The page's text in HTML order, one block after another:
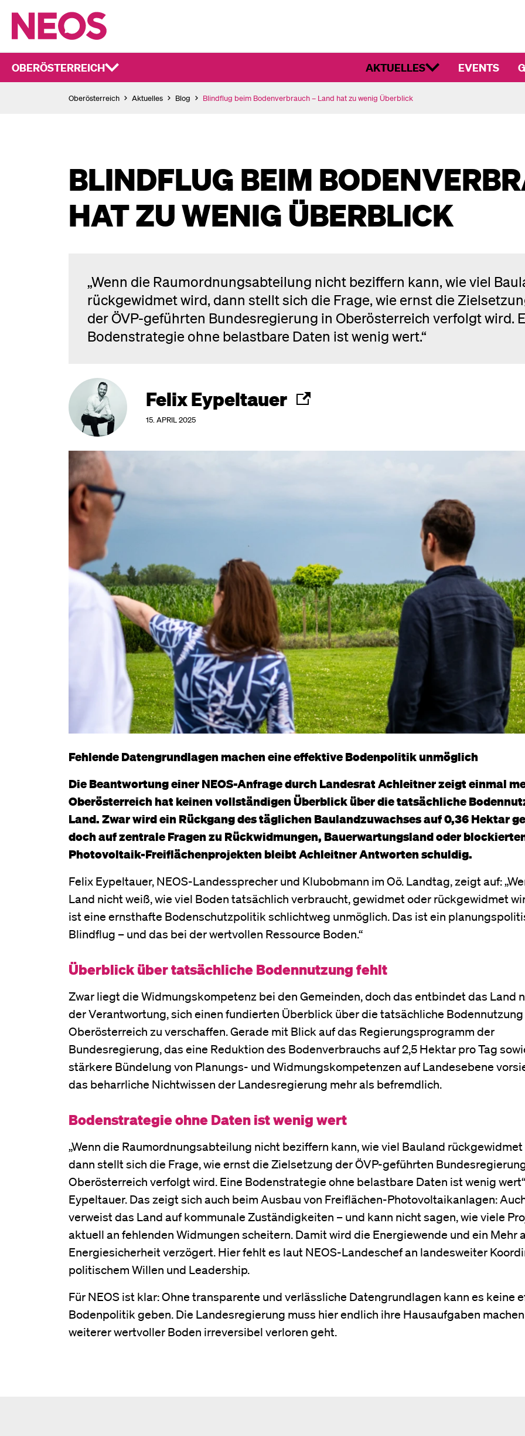
OBERÖSTERREICH AKTUELLES EVENTS
Oberösterreich Aktuelles Blog Blindflug beim Bodenverbrauch – Land hat zu wenig Überblick
BLINDFLUG BEIM
HAT ZU WENIG ÜBERBLICK
„Wenn die Raumordnungsabteilung nicht beziffern kann, wie viel
rückgewidmet wird, dann stellt sich die Frage, wie ernst die
der ÖVP-geführten Bundesregierung in Oberösterreich verfolgt wird.
Bodenstrategie ohne belastbare Daten ist wenig wert.“
Felix Eypeltauer
15. APRIL 2025
Fehlende Datengrundlagen machen eine effektive Bodenpolitik unmöglich
Die Beantwortung einer NEOS-Anfrage durch Landesrat Achleitner zeigt einmal
Oberösterreich hat keinen vollständigen Überblick über die tatsächliche
Land. Zwar wird ein Rückgang des täglichen Baulandzuwachses auf 0,36 Hektar
doch auf zentrale Fragen zu Rückwidmungen, Bauerwartungsland oder
Photovoltaik-Freiflächenprojekten bleibt Achleitner Antworten schuldig.
Felix Eypeltauer, NEOS-Landessprecher und Klubobmann im Oö. Landtag, zeigt auf:
Land nicht weiß, wie viel Boden tatsächlich verbraucht, gewidmet oder rückgewidmet
ist eine ernsthafte Bodenschutzpolitik schlichtweg unmöglich. Das ist ein
Blindflug – und das bei der wertvollen Ressource Boden.“
Überblick über tatsächliche Bodennutzung fehlt
Zwar liegt die Widmungskompetenz bei den Gemeinden, doch das entbindet das Land
der Verantwortung, sich einen fundierten Überblick über die tatsächliche
Oberösterreich zu verschaffen. Gerade mit Blick auf das Regierungsprogramm der
Bundesregierung, das eine Reduktion des Bodenverbrauchs auf 2,5 Hektar pro Tag
stärkere Bündelung von Planungs- und Widmungskompetenzen auf Landesebene
das beharrliche Nichtwissen der Landesregierung mehr als befremdlich.
Bodenstrategie ohne Daten ist wenig wert
„Wenn die Raumordnungsabteilung nicht beziffern kann, wie viel Bauland
dann stellt sich die Frage, wie ernst die Zielsetzung der ÖVP-geführten
Oberösterreich verfolgt wird. Eine Bodenstrategie ohne belastbare Daten ist wenig
Eypeltauer. Das zeigt sich auch beim Ausbau von Freiflächen-Photovoltaikanlagen:
verweist das Land auf kommunale Zuständigkeiten – und kann nicht sagen, wie viele
aktuell an fehlenden Widmungen scheitern. Damit wird die Energiewende und ein Mehr
Energiesicherheit verzögert. Hier fehlt es laut NEOS-Landeschef an landesweiter
politischem Willen und Leadership.
Für NEOS ist klar: Ohne transparente und verlässliche Datengrundlagen kann es keine
Bodenpolitik geben. Die Landesregierung muss hier endlich ihre Hausaufgaben
weiterer wertvoller Boden irreversibel verloren geht.